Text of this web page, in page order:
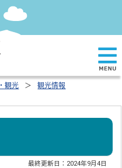
観光
観光情報
最終更新日： 2024年9月4日